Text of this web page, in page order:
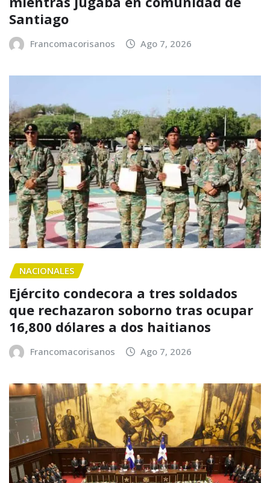
Santiago
Francomacorisanos Ago 7, 2026
NACIONALES
Ejército condecora a tres soldados
que rechazaron soborno tras ocupar
16,800 dólares a dos haitianos
Francomacorisanos Ago 7, 2026